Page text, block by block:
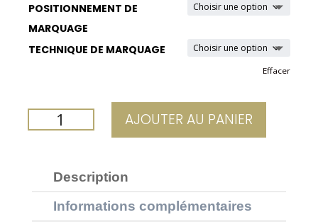
POSITIONNEMENT DE
MARQUAGE
TECHNIQUE DE MARQUAGE
Effacer
QUANTITÉ
DE
PERSONNALISÉ
MOUSQUETON
JAUNE
AJOUTER AU PANIER
Description
Informations complémentaires